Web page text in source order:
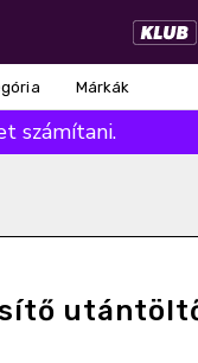
Márkák
számítani.